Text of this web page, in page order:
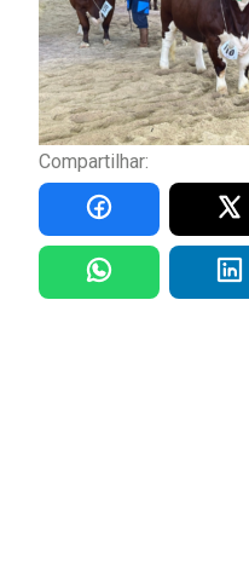
Compartilhar: